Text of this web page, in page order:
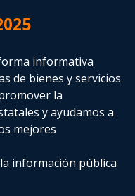
informativa
de bienes y servicios
la
y ayudamos a
mejores
información pública